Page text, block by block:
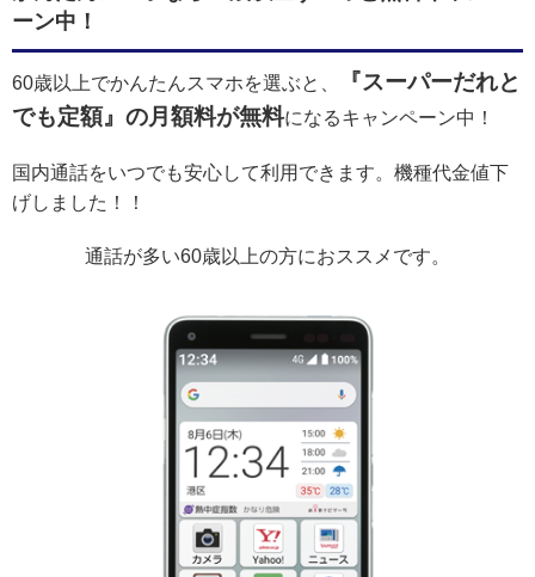
ーン中！
60歳以上でかんたんスマホを選ぶと、
『スーパーだれと
でも定額』の月額料が無料になるキャンペーン中！
国内通話をいつでも安心して利用できます。機種代金値下
げしました！！
通話が多い60歳以上の方におススメです。